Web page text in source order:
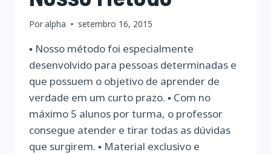
Poralpha setembro 16, 2015
▪ Nosso método foi especialmente
desenvolvido para pessoas determinadas e
que possuem o objetivo de aprender de
verdade em um curto prazo. ▪ Com no
máximo 5 alunos por turma, o professor
consegue atender e tirar todas as dúvidas
que surgirem. ▪ Material exclusivo e